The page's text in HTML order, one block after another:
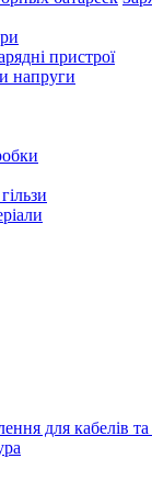
пристрої
напруги
для кабелів